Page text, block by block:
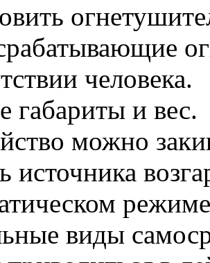
человека.
габариты и вес.
можно
источника
виды